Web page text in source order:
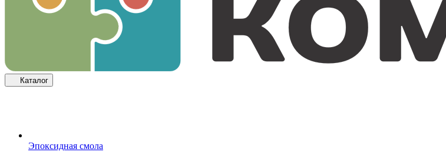
Каталог
Эпоксидная смола